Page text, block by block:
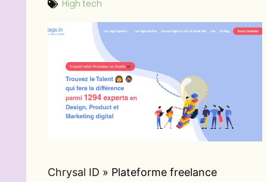
High tech
Chrysal ID » Plateforme freelance